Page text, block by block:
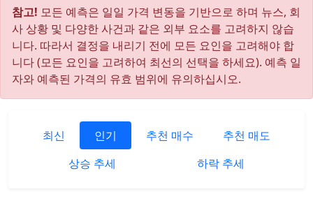
참고! 모든 예측은 일일 가격 변동을 기반으로 하며 뉴스, 회
사 상황 및 다양한 사건과 같은 외부 요소를 고려하지 않습
니다. 따라서 결정을 내리기 전에 모든 요인을 고려해야 합
니다 (모든 요인을 고려하여 최선의 선택을 하세요). 예측 일
자와 예측된 가격의 유효 범위에 유의하십시오.
최신 인기 추천 매수
추천 매도
상승 추세
하락 추세